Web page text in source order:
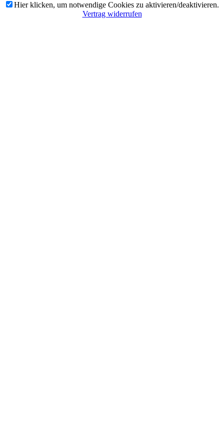
Hier klicken, um notwendige Cookies zu aktivieren/deaktivieren.
Vertrag widerrufen